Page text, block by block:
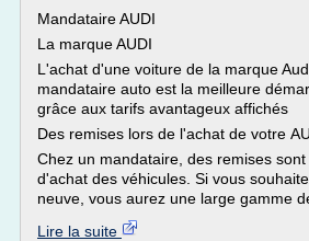
Mandataire AUDI
La marque AUDI
L'achat d'une voiture de la marque
mandataire auto est la meilleure
grâce aux tarifs avantageux affichés
Des remises lors de l'achat de votre
Chez un mandataire, des remises
d'achat des véhicules. Si vous
neuve, vous aurez une large gamme
Lire la suite